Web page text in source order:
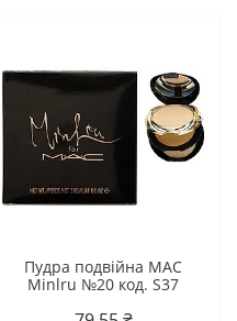
Пудра подвійна МАС
Minlru №20 код. S37